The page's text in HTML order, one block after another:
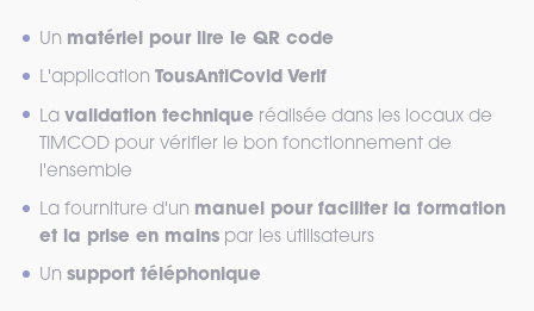
Un matériel pour lire le QR code
L'applicationTousAntiCovid Verif
Lavalidation technique réalisée dans les locaux de
TIMCOD pour vérifier le bon fonctionnement de
l'ensemble
La fourniture d'un manuel pour faciliter la formation
et la prise en mains par les utilisateurs
Unsupport téléphonique